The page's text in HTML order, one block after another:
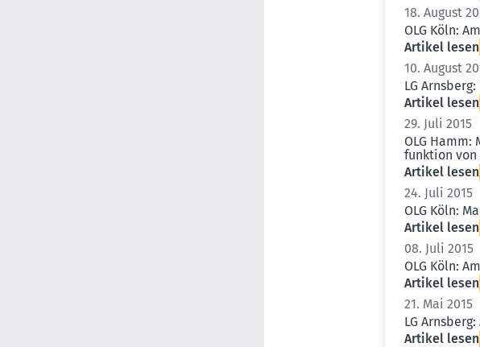
18. August
OLG Köln:
Artikel lesen
10. August
LG
Artikel lesen
29. Juli 2015
OLG
funktion von
Artikel lesen
24. Juli 2015
OLG Köln:
Artikel lesen
08. Juli 2015
OLG Köln:
Artikel lesen
21. Mai 2015
LG
Artikel lesen